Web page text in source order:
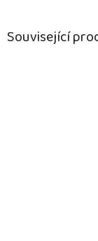
Související